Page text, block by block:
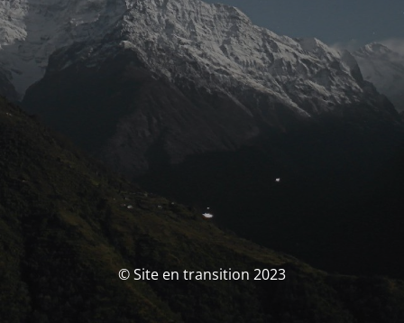
© Site en transition 2023